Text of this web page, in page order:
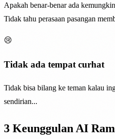
Apakah benar-benar ada
Tidak tahu perasaan pasangan
😢
Tidak ada tempat curhat
Tidak bisa bilang ke teman kalau
sendirian...
3 Keunggulan AI